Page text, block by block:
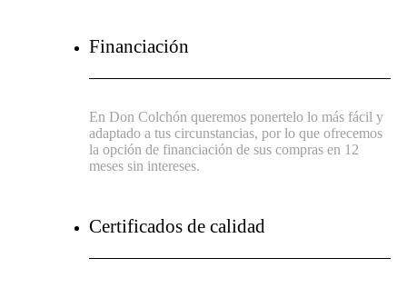
Financiación
En Don Colchón queremos ponertelo lo más fácil y
adaptado a tus circunstancias, por lo que ofrecemos
la opción de financiación de sus compras en 12
meses sin intereses.
Certificados de calidad